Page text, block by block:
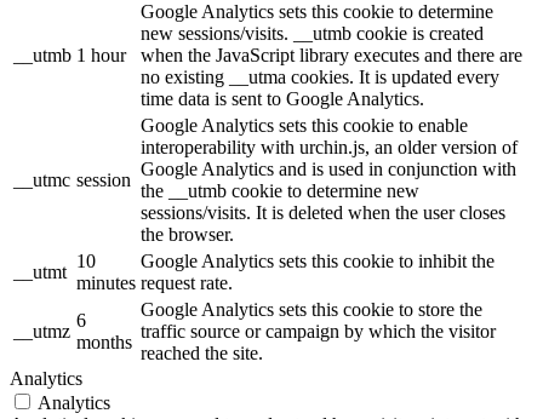
__utmb 1 hour
Google Analytics sets this cookie to determine
new sessions/visits. __utmb cookie is created
when the JavaScript library executes and there are
no existing __utma cookies. It is updated every
time data is sent to Google Analytics.
__utmc session
Google Analytics sets this cookie to enable
interoperability with urchin.js, an older version of
Google Analytics and is used in conjunction with
the __utmb cookie to determine new
sessions/visits. It is deleted when the user closes
the browser.
__utmt
10
minutes
Google Analytics sets this cookie to inhibit the
request rate.
__utmz
6
months
Google Analytics sets this cookie to store the
traffic source or campaign by which the visitor
reached the site.
Analytics
Analytics